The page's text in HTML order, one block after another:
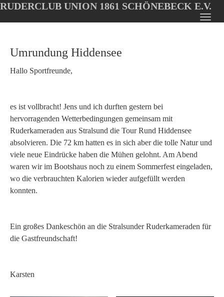
Oops, an error occurred! Code: 20260808152823cf16978d
main
RUDERCLUB UNION 1861 SCHÖNEBECK E.V.
Umrundung Hiddensee
Hallo Sportfreunde,
es ist vollbracht! Jens und ich durften gestern bei
hervorragenden Wetterbedingungen gemeinsam mit
Ruderkameraden aus Stralsund die Tour Rund Hiddensee
absolvieren. Die 72 km hatten es in sich aber die tolle Natur und
viele neue Eindrücke haben die Mühen gelohnt. Am Abend
waren wir im Bootshaus noch zu einem Sommerfest eingeladen,
wo die verbrauchten Kalorien wieder aufgefüllt werden
konnten.
Ein großes Dankeschön an die Stralsunder Ruderkameraden für
die Gastfreundschaft!
Karsten